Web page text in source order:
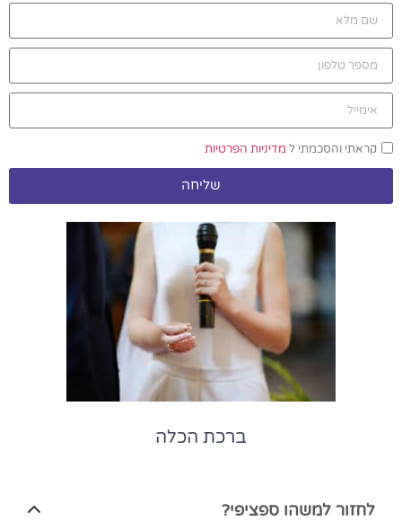
קראתי והסכמתי ל מדיניות הפרטיות
שליחה
ברכת הכלה
לחזור למשהו ספציפי?